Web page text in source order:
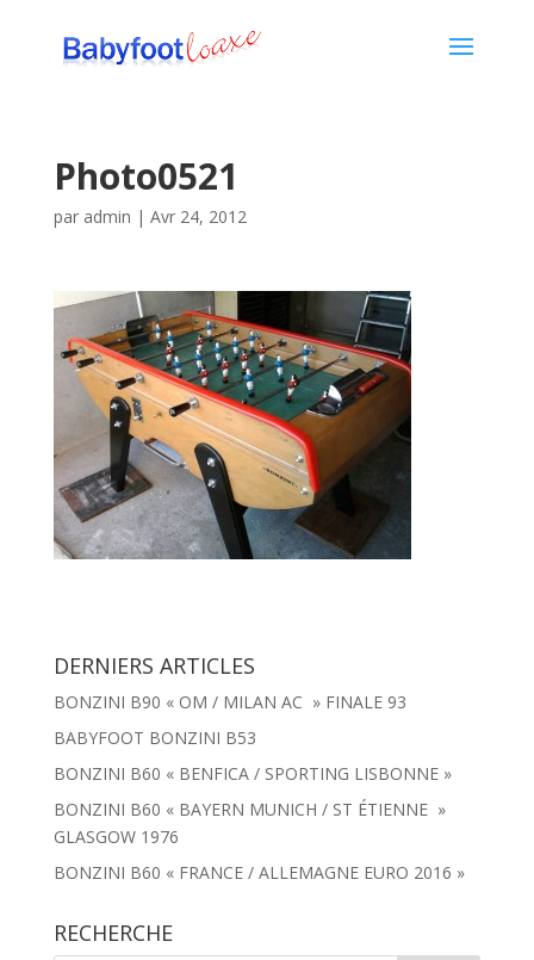
Photo0521
par admin | Avr 24, 2012
DERNIERS ARTICLES
BONZINI B90 « OM / MILAN AC » FINALE 93
BABYFOOT BONZINI B53
BONZINI B60 « BENFICA / SPORTING LISBONNE »
BONZINI B60 « BAYERN MUNICH / ST ÉTIENNE »
GLASGOW 1976
BONZINI B60 « FRANCE / ALLEMAGNE EURO 2016 »
RECHERCHE